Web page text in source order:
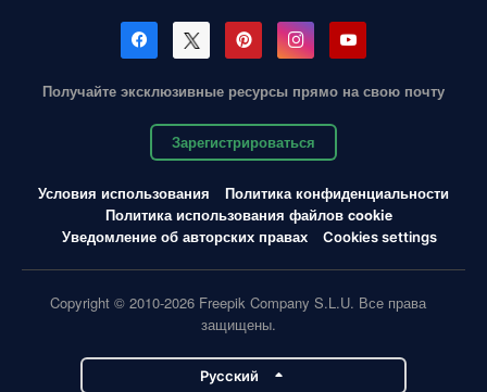
Получайте эксклюзивные ресурсы прямо на свою почту
Зарегистрироваться
Условия использования
Политика конфиденциальности
Политика использования файлов cookie
Уведомление об авторских правах
Cookies settings
Copyright © 2010-2026 Freepik Company S.L.U. Все права
защищены.
Pусский